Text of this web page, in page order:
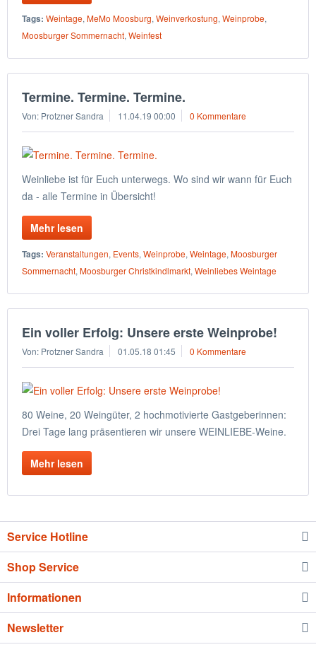
Tags: Weintage, MeMo Moosburg, Weinverkostung, Weinprobe,
Moosburger Sommernacht, Weinfest
Termine. Termine. Termine.
Von: Protzner Sandra 11.04.19 00:00 0 Kommentare
Weinliebe ist für Euch unterwegs. Wo sind wir wann für Euch
da - alle Termine in Übersicht!
Mehr lesen
Tags: Veranstaltungen, Events, Weinprobe, Weintage, Moosburger
Sommernacht, Moosburger Christkindlmarkt, Weinliebes Weintage
Ein voller Erfolg: Unsere erste Weinprobe!
Von: Protzner Sandra 01.05.18 01:45 0 Kommentare
80 Weine, 20 Weingüter, 2 hochmotivierte Gastgeberinnen:
Drei Tage lang präsentieren wir unsere WEINLIEBE-Weine.
Mehr lesen
Service Hotline
Shop Service
Informationen
Newsletter